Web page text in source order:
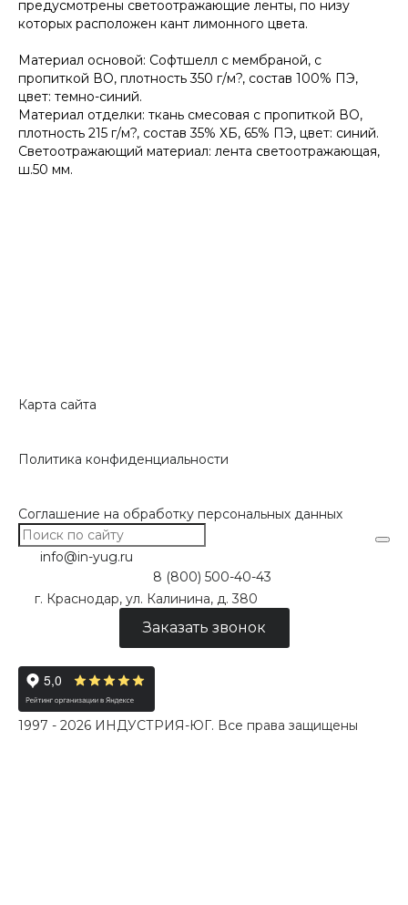
предусмотрены светоотражающие ленты, по низу
которых расположен кант лимонного цвета.
Материал основой: Софтшелл с мембраной, с
пропиткой ВО, плотность 350 г/м?, состав 100% ПЭ,
цвет: темно-синий.
Материал отделки: ткань смесовая с пропиткой ВО,
плотность 215 г/м?, состав 35% ХБ, 65% ПЭ, цвет: синий.
Светоотражающий материал: лента светоотражающая,
ш.50 мм.
Карта сайта
Политика конфиденциальности
Соглашение на обработку персональных данных
info@in-yug.ru
8 (800) 500-40-43
г. Краснодар, ул. Калинина, д. 380
Заказать звонок
1997 - 2026 ИНДУСТРИЯ-ЮГ. Все права защищены